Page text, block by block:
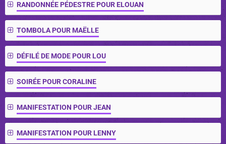
RANDONNÉE PÉDESTRE POUR ELOUAN
TOMBOLA POUR MAËLLE
DÉFILÉ DE MODE POUR LOU
SOIRÉE POUR CORALINE
MANIFESTATION POUR JEAN
MANIFESTATION POUR LENNY